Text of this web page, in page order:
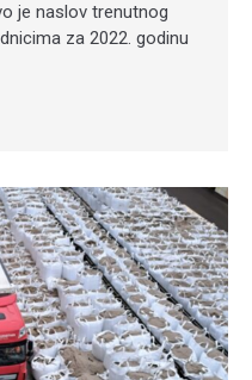
je naslov trenutnog
za 2022. godinu